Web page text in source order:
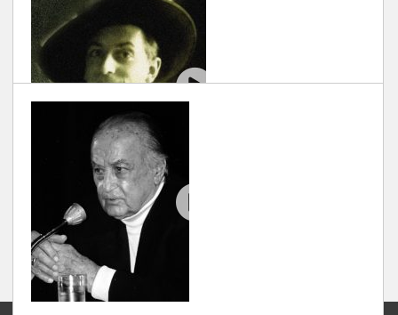
SCRIS DE DOCUART | 30/11/2018
#EROIUITATI: MILUȚĂ GHEORGHIU
SCRIS DE DOCUART| 30/11/2018
#EROIUITATI: GEORGE LÖWENDAL
SCRIS DE DOCUART| 30/11/2018
MAI MULTE ARTICOLE